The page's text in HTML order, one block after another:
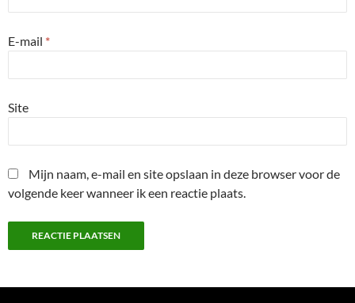
E-mail *
Site
Mijn naam, e-mail en site opslaan in deze browser voor de
volgende keer wanneer ik een reactie plaats.